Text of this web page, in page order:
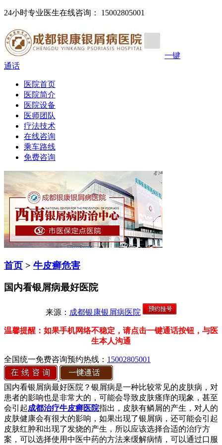
24小时专业医生在线咨询： 15002805001
一键
通话
医院首页
医院简介
医院设备
医师团队
疗法技术
在线咨询
乘车路线
免费咨询
首页 > 牛皮癣危害
国内看银屑病最好医院
来源： 成都银康银屑病医院
温馨提醒：如果手机网络不稳定，请点击一键通话按钮，与医
生本人沟通
全国统一免费咨询预约热线： 15002805001
国内看银屑病最好医院？银屑病是一种比较常见的皮肤病，对
患者的影响也是非常大的，可能会导致皮肤瘙痒的现象，甚至
会引起成都治疗牛皮癣医院指出，皮肤有鳞屑的产生，对人的
皮肤健康会有很大的影响，如果出现了银屑病，还可能会引起
皮肤红肿和出现了发烧的产生，所以应该选择合适的治疗方
案，可以选择使用中医中药的方法来缓解病情，可以通过口服